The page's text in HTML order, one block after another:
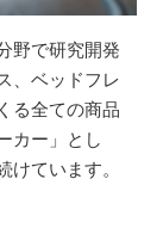
野で研究開発
、ベッドフレ
る全ての商品
カー」とし
ています。